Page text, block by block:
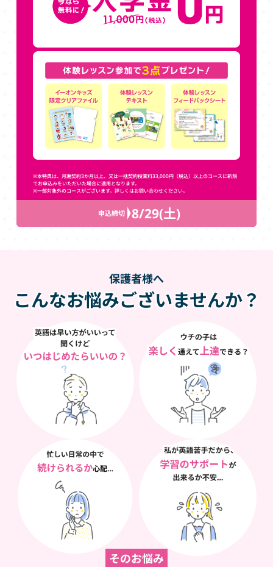
※本特典は、月謝契約3か月以上、又は一括契約授業料33,000円（税込）以上のコースに新規
でお申込みをいただいた場合に適用となります。
※一部対象外のコースがございます。詳しくはお問い合わせください。
申込締切 8/29(土)
保護者様へ
こんなお悩みございませんか？
そのお悩み